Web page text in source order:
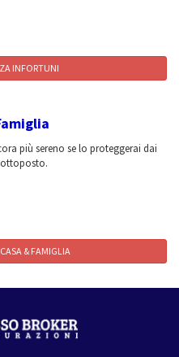
INFORTUNI
più sereno se lo proteggerai dai
& FAMIGLIA